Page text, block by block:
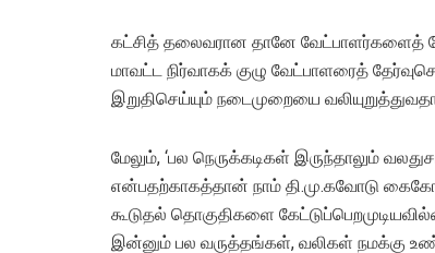
கட்சித் தலைவரான தானே வேட்பாளர்களைத்
மாவட்ட நிர்வாகக் குழு வேட்பாளரைத்
இறுதிசெய்யும் நடைமுறையை
மேலும், ‘பல நெருக்கடிகள் இருந்தாலும்
என்பதற்காகத்தான் நாம் தி.மு.கவோடு
கூடுதல் தொகுதிகளை
இன்னும் பல வருத்தங்கள், வலிகள் நமக்கு